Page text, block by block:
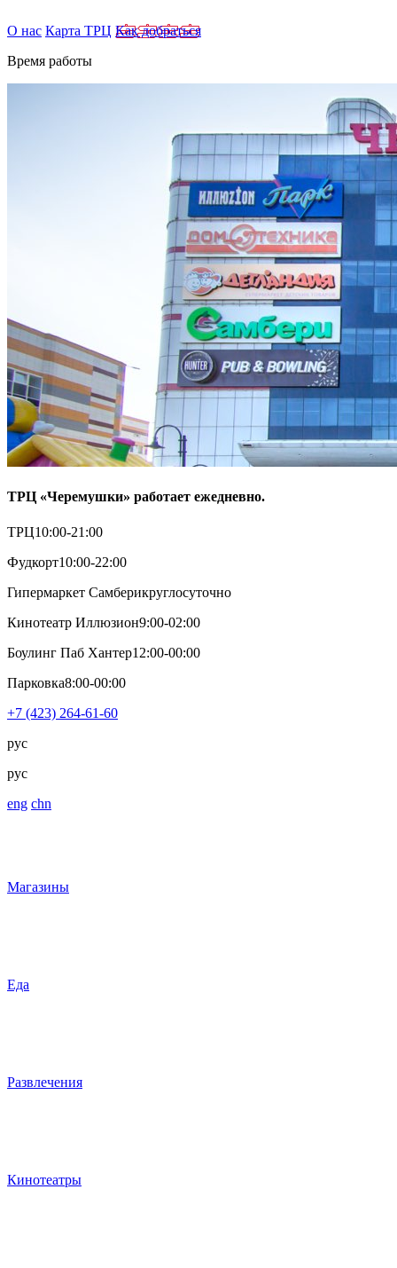
О нас Карта ТРЦ Как добраться
Время работы
ТРЦ «Черемушки» работает ежедневно.
ТРЦ10:00-21:00
Фудкорт10:00-22:00
Гипермаркет Самберикруглосуточно
Кинотеатр Иллюзион9:00-02:00
Боулинг Паб Хантер12:00-00:00
Парковка8:00-00:00
+7 (423) 264-61-60
рус
рус
eng chn
Магазины
Еда
Развлечения
Кинотеатры